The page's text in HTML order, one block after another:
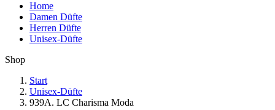
Home
Damen Düfte
Herren Düfte
Unisex-Düfte
Shop
Start
Unisex-Düfte
939A. LC Charisma Moda